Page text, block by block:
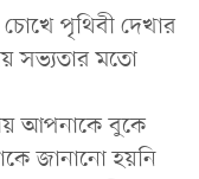
পৃথিবী দেখার
সভ্যতার মতো
আপনাকে বুকে
জানানো হয়নি